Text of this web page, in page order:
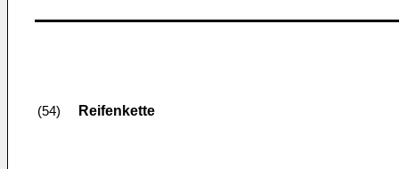
(54) Reifenkette